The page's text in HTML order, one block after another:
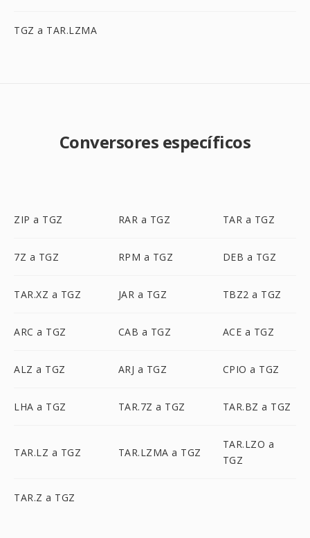
TGZ a TAR.LZMA
Conversores específicos
ZIP a TGZ RAR a TGZ TAR a TGZ
7Z a TGZ RPM a TGZ DEB a TGZ
TAR.XZ a TGZ JAR a TGZ TBZ2 a TGZ
ARC a TGZ CAB a TGZ ACE a TGZ
ALZ a TGZ ARJ a TGZ CPIO a TGZ
LHA a TGZ TAR.7Z a TGZ TAR.BZ a TGZ
TAR.LZ a TGZ TAR.LZMA a TGZ
TAR.LZO a
TGZ
TAR.Z a TGZ